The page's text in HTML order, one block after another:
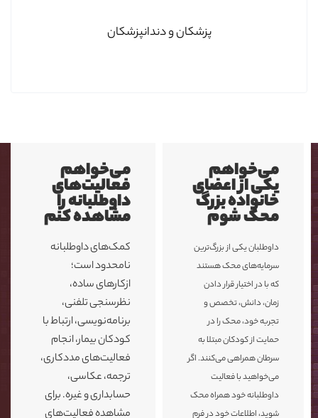
پزشکان و دندانپزشکان
می‌خواهم
یکی از اعضای
خانواده بزرگ
محک شوم
داوطلبان یکی از بزرگ‌ترین
سرمایه‌های محک هستند
که با در اختیار قرار دادن
زمان، دانش، تخصص و
تجربه خود، محک را در
حمایت از کودکان مبتلا به
سرطان همراهی می‌کنند. اگر
می‌خواهید با فعالیت
داوطلبانه خود همراه محک
شوید، اطلاعات خود در فرم
می‌خواهم
فعالیت‌های
داوطلبانه را
مشاهده کنم
کمک‌های داوطلبانه
نامحدود است؛
ازکارهای ساده،
نظرسنجی تلفنی،
برنامه‌نویسی، ارتباط با
کودکان بیمار، انجام
فعالیت‌های مددکاری،
ترجمه، عکاسی،
حسابداری و غیره. برای